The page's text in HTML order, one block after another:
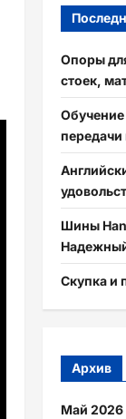
Опоры
стоек,
передачи
Шины
Скупка и
Архив
Май 2026